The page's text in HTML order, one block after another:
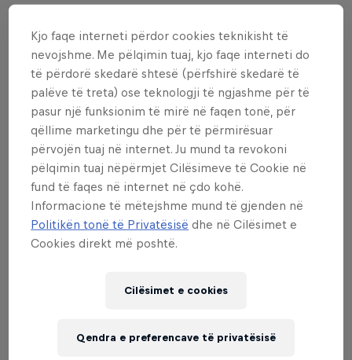
circuit.
Të gjithë sytë drejt garës
Kjo faqe interneti përdor cookies teknikisht të
nevojshme. Me pëlqimin tuaj, kjo faqe interneti do
të përdorë skedarë shtesë (përfshirë skedarë të
palëve të treta) ose teknologji të ngjashme për të
pasur një funksionim të mirë në faqen tonë, për
qëllime marketingu dhe për të përmirësuar
përvojën tuaj në internet. Ju mund ta revokoni
pëlqimin tuaj nëpërmjet Cilësimeve të Cookie në
fund të faqes në internet në çdo kohë.
Informacione të mëtejshme mund të gjenden në
Politikën tonë të Privatësisë dhe në Cilësimet e
Cookies direkt më poshtë.
Cilësimet e cookies
Qendra e preferencave të privatësisë